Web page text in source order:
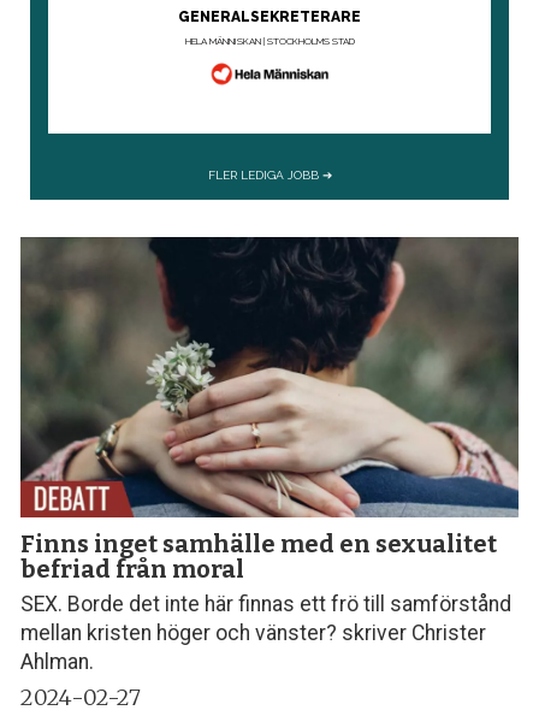
Finns inget samhälle med en sexualitet
befriad från moral
SEX. Borde det inte här finnas ett frö till samförstånd
mellan kristen höger och vänster? skriver Christer
Ahlman.
2024-02-27